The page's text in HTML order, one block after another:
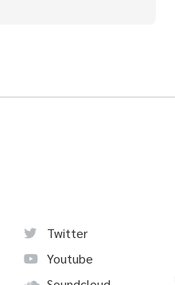
Twitter
Youtube